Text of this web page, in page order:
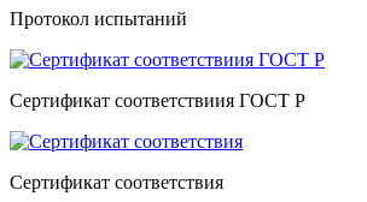
Протокол испытаний
Сертификат соответствиия ГОСТ Р
Сертификат соответствия